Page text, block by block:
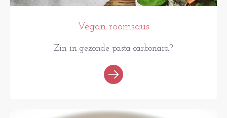
Vegan roomsaus
Zin in gezonde pasta carbonara?